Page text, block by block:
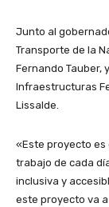
Junto al
Transporte de la
Fernando Tauber,
Infraestructuras
Lissalde.
«Este proyecto es
trabajo de cada
inclusiva y
este proyecto va